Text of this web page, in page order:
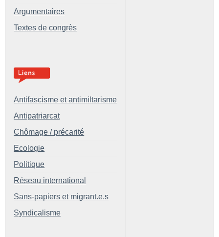
Argumentaires
Textes de congrès
Antifascisme et antimiltarisme
Antipatriarcat
Chômage / précarité
Ecologie
Politique
Réseau international
Sans-papiers et migrant.e.s
Syndicalisme